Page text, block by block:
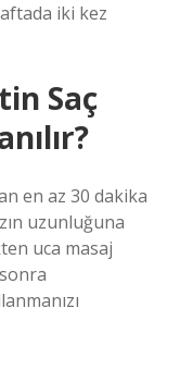
iki kez
Saç
en az 30 dakika
uzunluğuna
uca masaj